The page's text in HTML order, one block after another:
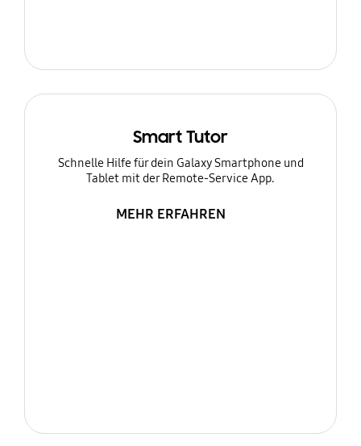
Smart Tutor
Schnelle Hilfe für dein Galaxy Smartphone und
Tablet mit der Remote-Service App.
MEHR ERFAHREN